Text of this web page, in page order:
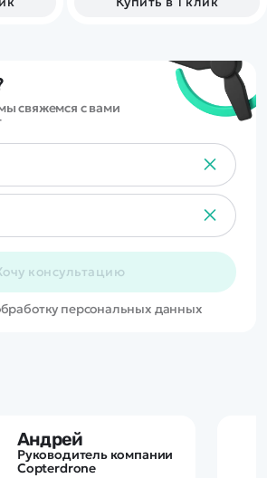
свяжемся с вами
консультацию
персональных данных
Андрей
Руководитель компании
Copterdrone